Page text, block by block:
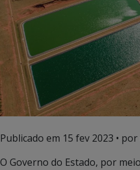
Publicado em 15 fev 2023 •
O Governo do Estado, por